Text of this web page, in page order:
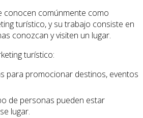
conocen comúnmente como
turístico, y su trabajo consiste en
conozcan y visiten un lugar.
turístico:
para promocionar destinos, eventos
de personas pueden estar
lugar.